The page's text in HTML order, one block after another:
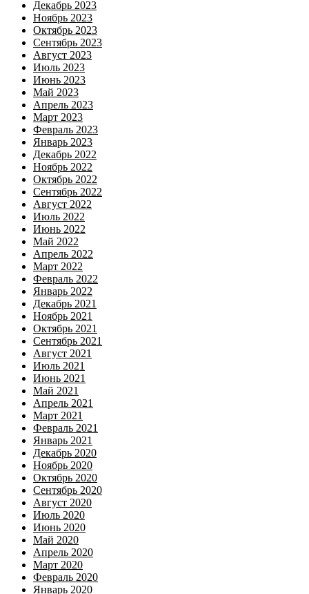
Декабрь 2023
Ноябрь 2023
Октябрь 2023
Сентябрь 2023
Август 2023
Июль 2023
Июнь 2023
Май 2023
Апрель 2023
Март 2023
Февраль 2023
Январь 2023
Декабрь 2022
Ноябрь 2022
Октябрь 2022
Сентябрь 2022
Август 2022
Июль 2022
Июнь 2022
Май 2022
Апрель 2022
Март 2022
Февраль 2022
Январь 2022
Декабрь 2021
Ноябрь 2021
Октябрь 2021
Сентябрь 2021
Август 2021
Июль 2021
Июнь 2021
Май 2021
Апрель 2021
Март 2021
Февраль 2021
Январь 2021
Декабрь 2020
Ноябрь 2020
Октябрь 2020
Сентябрь 2020
Август 2020
Июль 2020
Июнь 2020
Май 2020
Апрель 2020
Март 2020
Февраль 2020
Январь 2020